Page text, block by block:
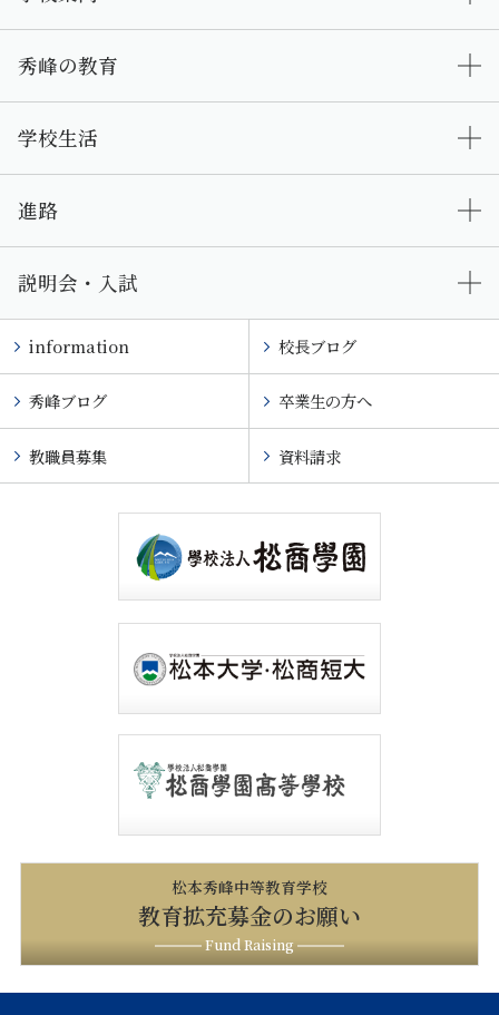
秀峰の教育
学校生活
進路
説明会・入試
information 校長ブログ
秀峰ブログ 卒業生の方へ
教職員募集 資料請求
松本秀峰中等教育学校
教育拡充募金のお願い
Fund Raising